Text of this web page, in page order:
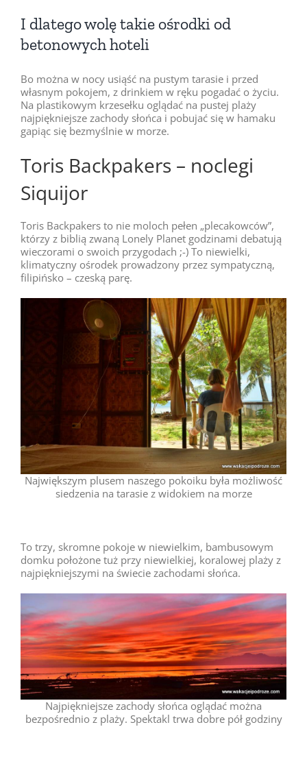
I dlatego wolę takie ośrodki od
betonowych hoteli
Bo można w nocy usiąść na pustym tarasie i przed
własnym pokojem, z drinkiem w ręku pogadać o życiu.
Na plastikowym krzesełku oglądać na pustej plaży
najpiękniejsze zachody słońca i pobujać się w hamaku
gapiąc się bezmyślnie w morze.
Toris Backpakers – noclegi
Siquijor
Toris Backpakers to nie moloch pełen „plecakowców”,
którzy z biblią zwaną Lonely Planet godzinami debatują
wieczorami o swoich przygodach ;-) To niewielki,
klimatyczny ośrodek prowadzony przez sympatyczną,
filipińsko – czeską parę.
Największym plusem naszego pokoiku była możliwość
siedzenia na tarasie z widokiem na morze
To trzy, skromne pokoje w niewielkim, bambusowym
domku położone tuż przy niewielkiej, koralowej plaży z
najpiękniejszymi na świecie zachodami słońca.
Najpiękniejsze zachody słońca oglądać można
bezpośrednio z plaży. Spektakl trwa dobre pół godziny